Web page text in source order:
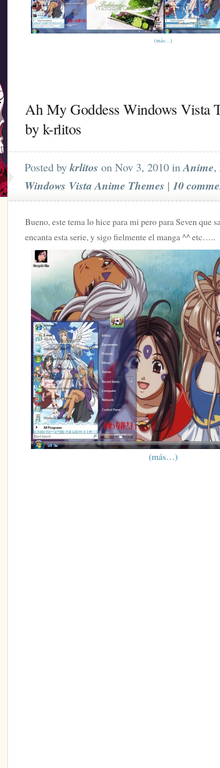
(más…)
Ah My Goddess Windows Vista
by k-rlitos
Posted bykrlitos on Nov 3, 2010 inAnime,
Windows Vista Anime Themes | 10
Bueno, este tema lo hice para mi pero para Seven que
encanta esta serie, y sigo fielmente el manga ^^ etc…..
(más…)